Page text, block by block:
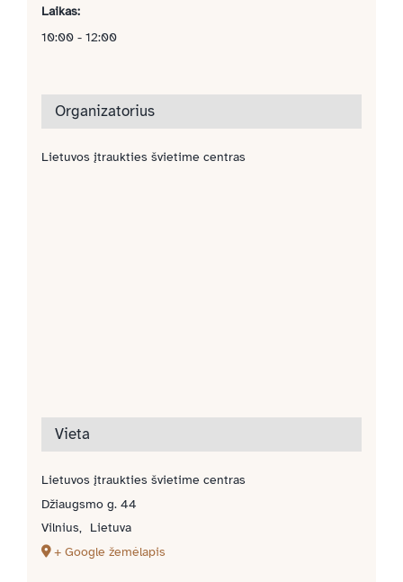
Laikas:
10:00 - 12:00
Organizatorius
Lietuvos įtraukties švietime centras
Vieta
Lietuvos įtraukties švietime centras
Džiaugsmo g. 44
Vilnius,
Lietuva
+ Google žemėlapis